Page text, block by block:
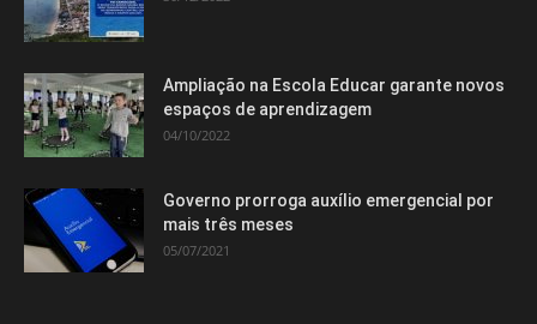
Ampliação na Escola Educar garante novos
espaços de aprendizagem
04/10/2022
Governo prorroga auxílio emergencial por
mais três meses
05/07/2021